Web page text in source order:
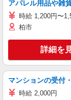
アパレル用品や雑
時給 1,200円〜
柏市
詳細を
マンションの受付
時給 2,000円